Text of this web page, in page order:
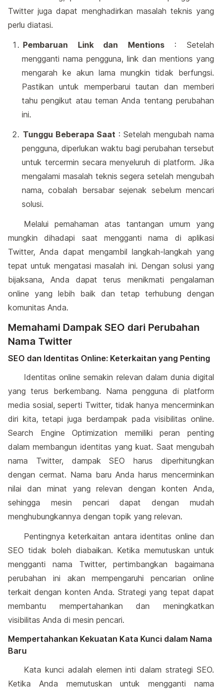
Twitter juga dapat menghadirkan masalah teknis yang
perlu diatasi.
Pembaruan Link dan Mentions: Setelah
mengganti nama pengguna, link dan mentions yang
mengarah ke akun lama mungkin tidak berfungsi.
Pastikan untuk memperbarui tautan dan memberi
tahu pengikut atau teman Anda tentang perubahan
ini.
Tunggu Beberapa Saat : Setelah mengubah nama
pengguna, diperlukan waktu bagi perubahan tersebut
untuk tercermin secara menyeluruh di platform. Jika
mengalami masalah teknis segera setelah mengubah
nama, cobalah bersabar sejenak sebelum mencari
solusi.
Melalui pemahaman atas tantangan umum yang
mungkin dihadapi saat mengganti nama di aplikasi
Twitter, Anda dapat mengambil langkah-langkah yang
tepat untuk mengatasi masalah ini. Dengan solusi yang
bijaksana, Anda dapat terus menikmati pengalaman
online yang lebih baik dan tetap terhubung dengan
komunitas Anda.
Memahami Dampak SEO dari Perubahan
Nama Twitter
SEO dan Identitas Online: Keterkaitan yang Penting
Identitas online semakin relevan dalam dunia digital
yang terus berkembang. Nama pengguna di platform
media sosial, seperti Twitter, tidak hanya mencerminkan
diri kita, tetapi juga berdampak pada visibilitas online.
Search Engine Optimization memiliki peran penting
dalam membangun identitas yang kuat. Saat mengubah
nama Twitter, dampak SEO harus diperhitungkan
dengan cermat. Nama baru Anda harus mencerminkan
nilai dan minat yang relevan dengan konten Anda,
sehingga mesin pencari dapat dengan mudah
menghubungkannya dengan topik yang relevan.
Pentingnya keterkaitan antara identitas online dan
SEO tidak boleh diabaikan. Ketika memutuskan untuk
mengganti nama Twitter, pertimbangkan bagaimana
perubahan ini akan mempengaruhi pencarian online
terkait dengan konten Anda. Strategi yang tepat dapat
membantu mempertahankan dan meningkatkan
visibilitas Anda di mesin pencari.
Mempertahankan Kekuatan Kata Kunci dalam Nama
Baru
Kata kunci adalah elemen inti dalam strategi SEO.
Ketika Anda memutuskan untuk mengganti nama